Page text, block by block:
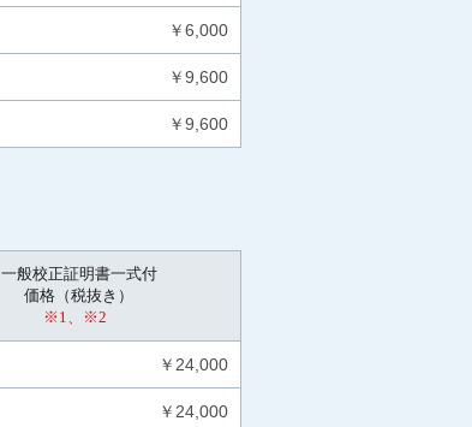
￥6,000
￥9,600
￥9,600
一般校正証明書一式付
価格（税抜き）
※1、※2
￥24,000
￥24,000